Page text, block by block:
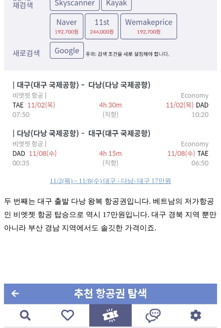
11/2(목) ~ 11/8(수) 대구 - 다낭- 대구 17만원
두 번째는 대구 출발 다낭 왕복 항공권입니다. 베트남의 저가항공
인 비엣젯 항공 탑승으로 역시 17만원입니다. 대구 경북 지역 뿐만
아니라 부산 경남 지역에서도 솔깃한 가격이죠.